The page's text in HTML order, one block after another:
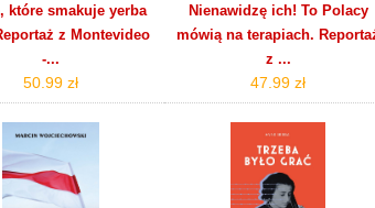
które smakuje yerba
z Montevideo
-...
50.99 zł
Nienawidzę ich! To Polacy
mówią na terapiach.
z ...
47.99 zł